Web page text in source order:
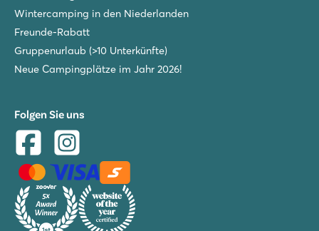
Wintercamping in den Niederlanden
Freunde-Rabatt
Gruppenurlaub (>10 Unterkünfte)
Neue Campingplätze im Jahr 2026!
Folgen Sie uns